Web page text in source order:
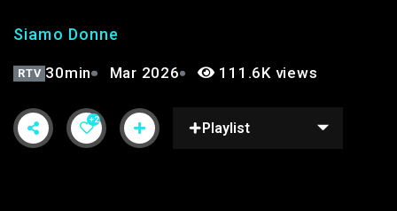
Siamo Donne
RTV 30min Mar 2026 111.6K views
+2
Playlist